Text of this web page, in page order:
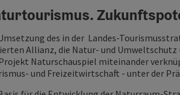
des in der Landes-
Allianz, die Natur- und
Naturschauspiel miteinander
und Freizeitwirtschaft - unter der